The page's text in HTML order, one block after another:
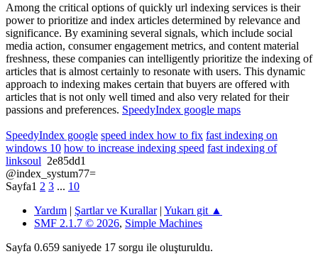
Among the critical options of quickly url indexing services is their
power to prioritize and index articles determined by relevance and
significance. By examining several signals, which include social
media action, consumer engagement metrics, and content material
freshness, these companies can intelligently prioritize the indexing of
articles that is almost certainly to resonate with users. This dynamic
approach to indexing makes certain that buyers are offered with
articles that is not only well timed and also very related for their
passions and preferences. SpeedyIndex google maps
SpeedyIndex google speed index how to fix fast indexing on
windows 10 how to increase indexing speed fast indexing of
linksoul 2e85dd1
@index_systum77=
Sayfa1 2 3 ... 10
Yardım | Şartlar ve Kurallar| Yukarı git ▲
SMF 2.1.7 © 2026, Simple Machines
Sayfa 0.659 saniyede 17 sorgu ile oluşturuldu.